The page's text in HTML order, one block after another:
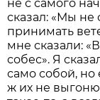
не с самого
сказал: «Мы не
принимать
мне сказали:
собес». Я
само собой, но
ж их не